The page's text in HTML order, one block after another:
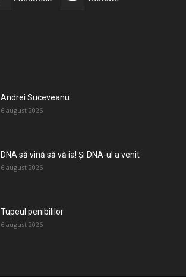
Andrei Suceveanu
6 august 2026
DNA să vină să vă ia! Și DNA-ul a venit
6 august 2026
Tupeul penibililor
6 august 2026